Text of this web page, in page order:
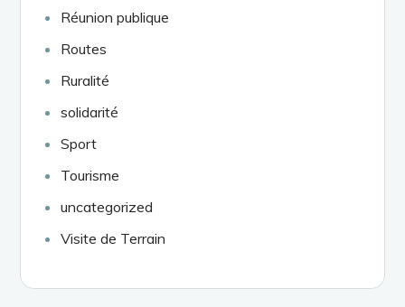
Réunion publique
Routes
Ruralité
solidarité
Sport
Tourisme
uncategorized
Visite de Terrain